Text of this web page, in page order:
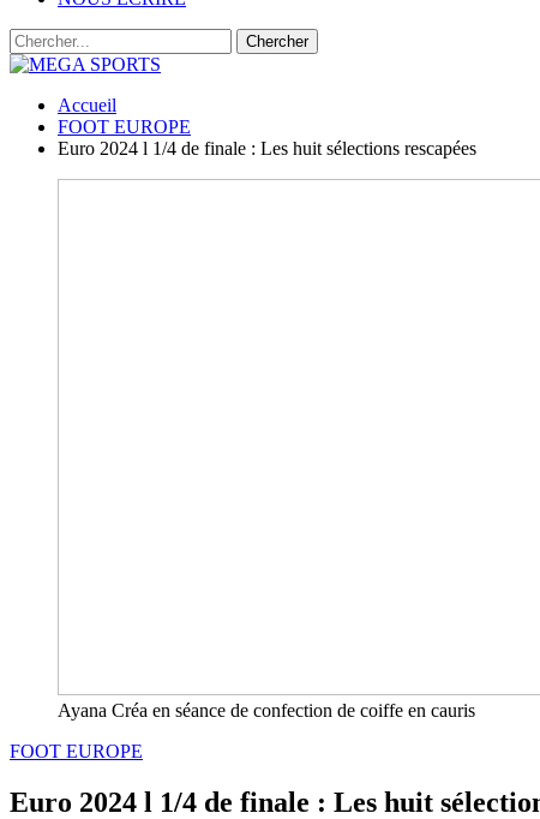
Accueil
FOOT EUROPE
Euro 2024 l 1/4 de finale : Les huit sélections rescapées
Ayana Créa en séance de confection de coiffe en cauris
FOOT EUROPE
Euro 2024 l 1/4 de finale : Les huit